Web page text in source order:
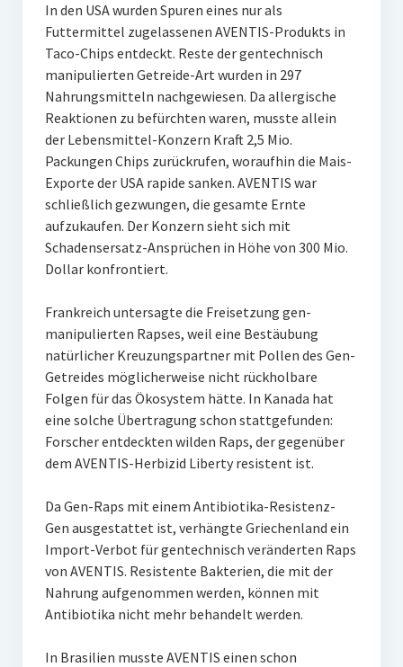
In den USA wurden Spuren eines nur als
Futtermittel zugelassenen AVENTIS-Produkts in
Taco-Chips entdeckt. Reste der gentechnisch
manipulierten Getreide-Art wurden in 297
Nahrungsmitteln nachgewiesen. Da allergische
Reaktionen zu befürchten waren, musste allein
der Lebensmittel-Konzern Kraft 2,5 Mio.
Packungen Chips zurückrufen, woraufhin die Mais-
Exporte der USA rapide sanken. AVENTIS war
schließlich gezwungen, die gesamte Ernte
aufzukaufen. Der Konzern sieht sich mit
Schadensersatz-Ansprüchen in Höhe von 300 Mio.
Dollar konfrontiert.
Frankreich untersagte die Freisetzung gen-
manipulierten Rapses, weil eine Bestäubung
natürlicher Kreuzungspartner mit Pollen des Gen-
Getreides möglicherweise nicht rückholbare
Folgen für das Ökosystem hätte. In Kanada hat
eine solche Übertragung schon stattgefunden:
Forscher entdeckten wilden Raps, der gegenüber
dem AVENTIS-Herbizid Liberty resistent ist.
Da Gen-Raps mit einem Antibiotika-Resistenz-
Gen ausgestattet ist, verhängte Griechenland ein
Import-Verbot für gentechnisch veränderten Raps
von AVENTIS. Resistente Bakterien, die mit der
Nahrung aufgenommen werden, können mit
Antibiotika nicht mehr behandelt werden.
In Brasilien musste AVENTIS einen schon